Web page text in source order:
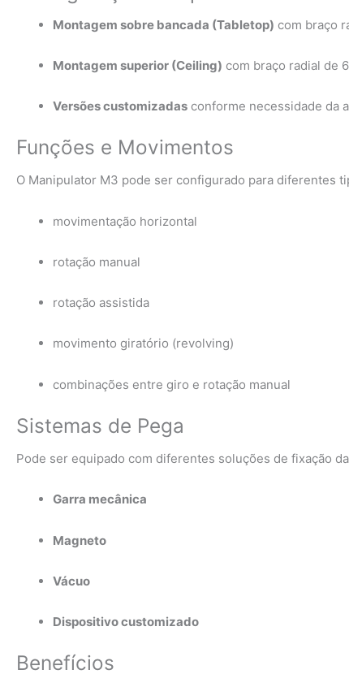
Montagem sobre bancada (Tabletop) com braço
Montagem superior (Ceiling) com braço radial de
Versões customizadas conforme necessidade da
Funções e Movimentos
O Manipulator M3 pode ser configurado para diferentes
movimentação horizontal
rotação manual
rotação assistida
movimento giratório (revolving)
combinações entre giro e rotação manual
Sistemas de Pega
Pode ser equipado com diferentes soluções de fixação
Garra mecânica
Magneto
Vácuo
Dispositivo customizado
Benefícios